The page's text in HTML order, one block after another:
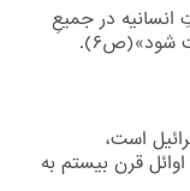
انسانیه در جمیعِ
شود»(ص۶).
است،
قرن بیستم به